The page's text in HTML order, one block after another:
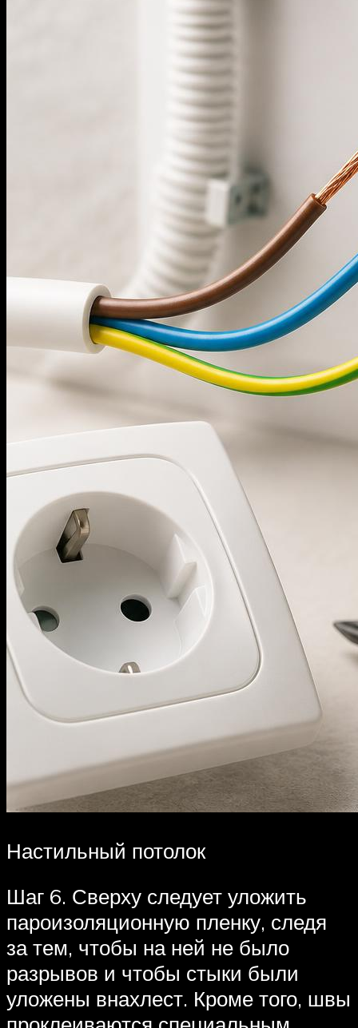
Настильный потолок
Шаг 6. Сверху следует уложить
пароизоляционную пленку, следя
за тем, чтобы на ней не было
разрывов и чтобы стыки были
уложены внахлест. Кроме того, швы